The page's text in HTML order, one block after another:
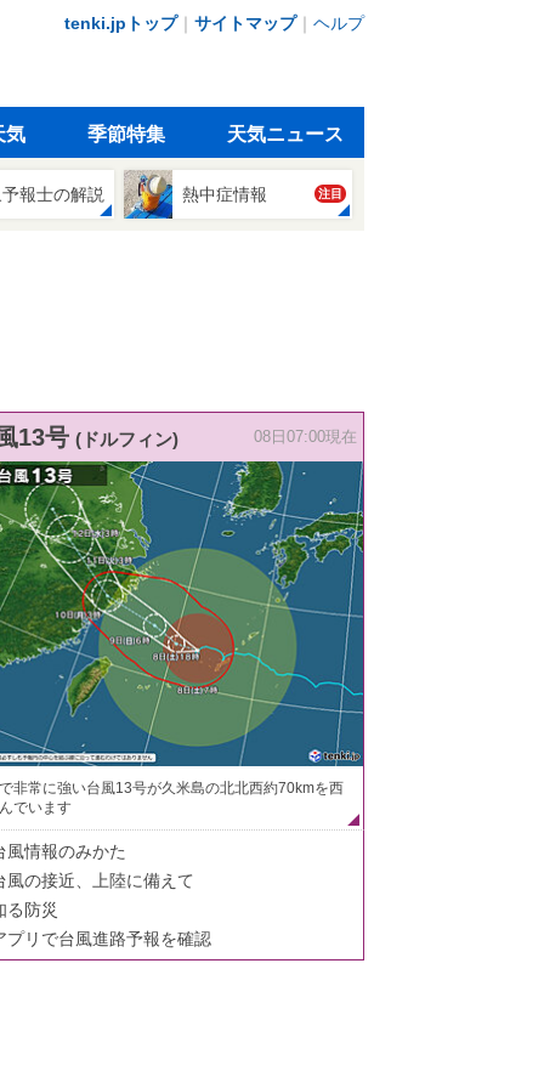
tenki.jpトップ｜ サイトマップ｜ ヘルプ
気 季節特集 天気ニュース
報士の解説 熱中症情報 注目
13号 (ドルフィン) 08日07:00現在
非常に強い台風13号が久米島の北北西約70kmを西
でいます
風情報のみかた
風の接近、上陸に備えて
る防災
プリで台風進路予報を確認